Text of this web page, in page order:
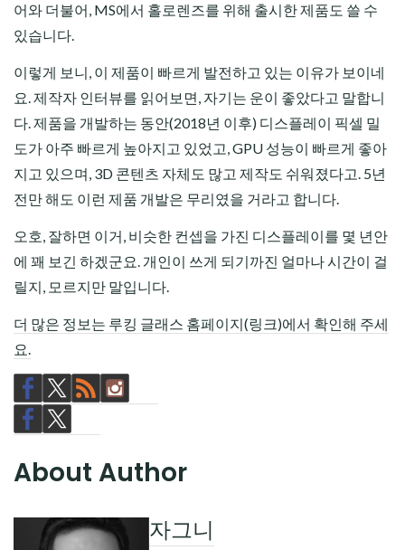
어와 더불어, MS에서 홀로렌즈를 위해 출시한 제품도 쓸 수
있습니다.
이렇게 보니, 이 제품이 빠르게 발전하고 있는 이유가 보이네
요. 제작자 인터뷰를 읽어보면, 자기는 운이 좋았다고 말합니
다. 제품을 개발하는 동안(2018년 이후) 디스플레이 픽셀 밀
도가 아주 빠르게 높아지고 있었고, GPU 성능이 빠르게 좋아
지고 있으며, 3D 콘텐츠 자체도 많고 제작도 쉬워졌다고. 5년
전만 해도 이런 제품 개발은 무리였을 거라고 합니다.
오호, 잘하면 이거, 비슷한 컨셉을 가진 디스플레이를 몇 년안
에 꽤 보긴 하겠군요. 개인이 쓰게 되기까진 얼마나 시간이 걸
릴지, 모르지만 말입니다.
더 많은 정보는 루킹 글래스 홈페이지(링크)에서 확인해 주세
요.
About Author
자그니